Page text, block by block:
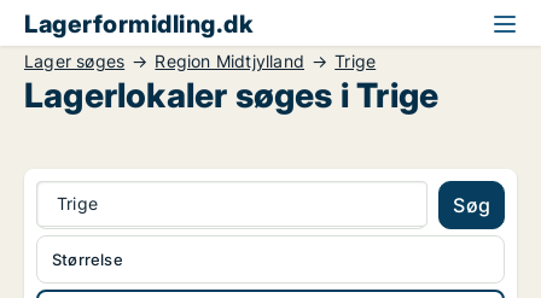
Lagerformidling.dk
Lager søges Region Midtjylland Trige
Lagerlokaler søges i Trige
Trige Søg
Størrelse